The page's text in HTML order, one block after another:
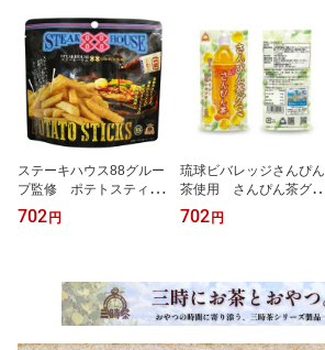
ステーキハウス88グルー
プ監修 ポテトスティッ
ク S1ソース味
702 円
琉球ビバレッジさんぴん
茶使用 さんぴん茶グ
ミ 琉球レモンティー風
味
702 円